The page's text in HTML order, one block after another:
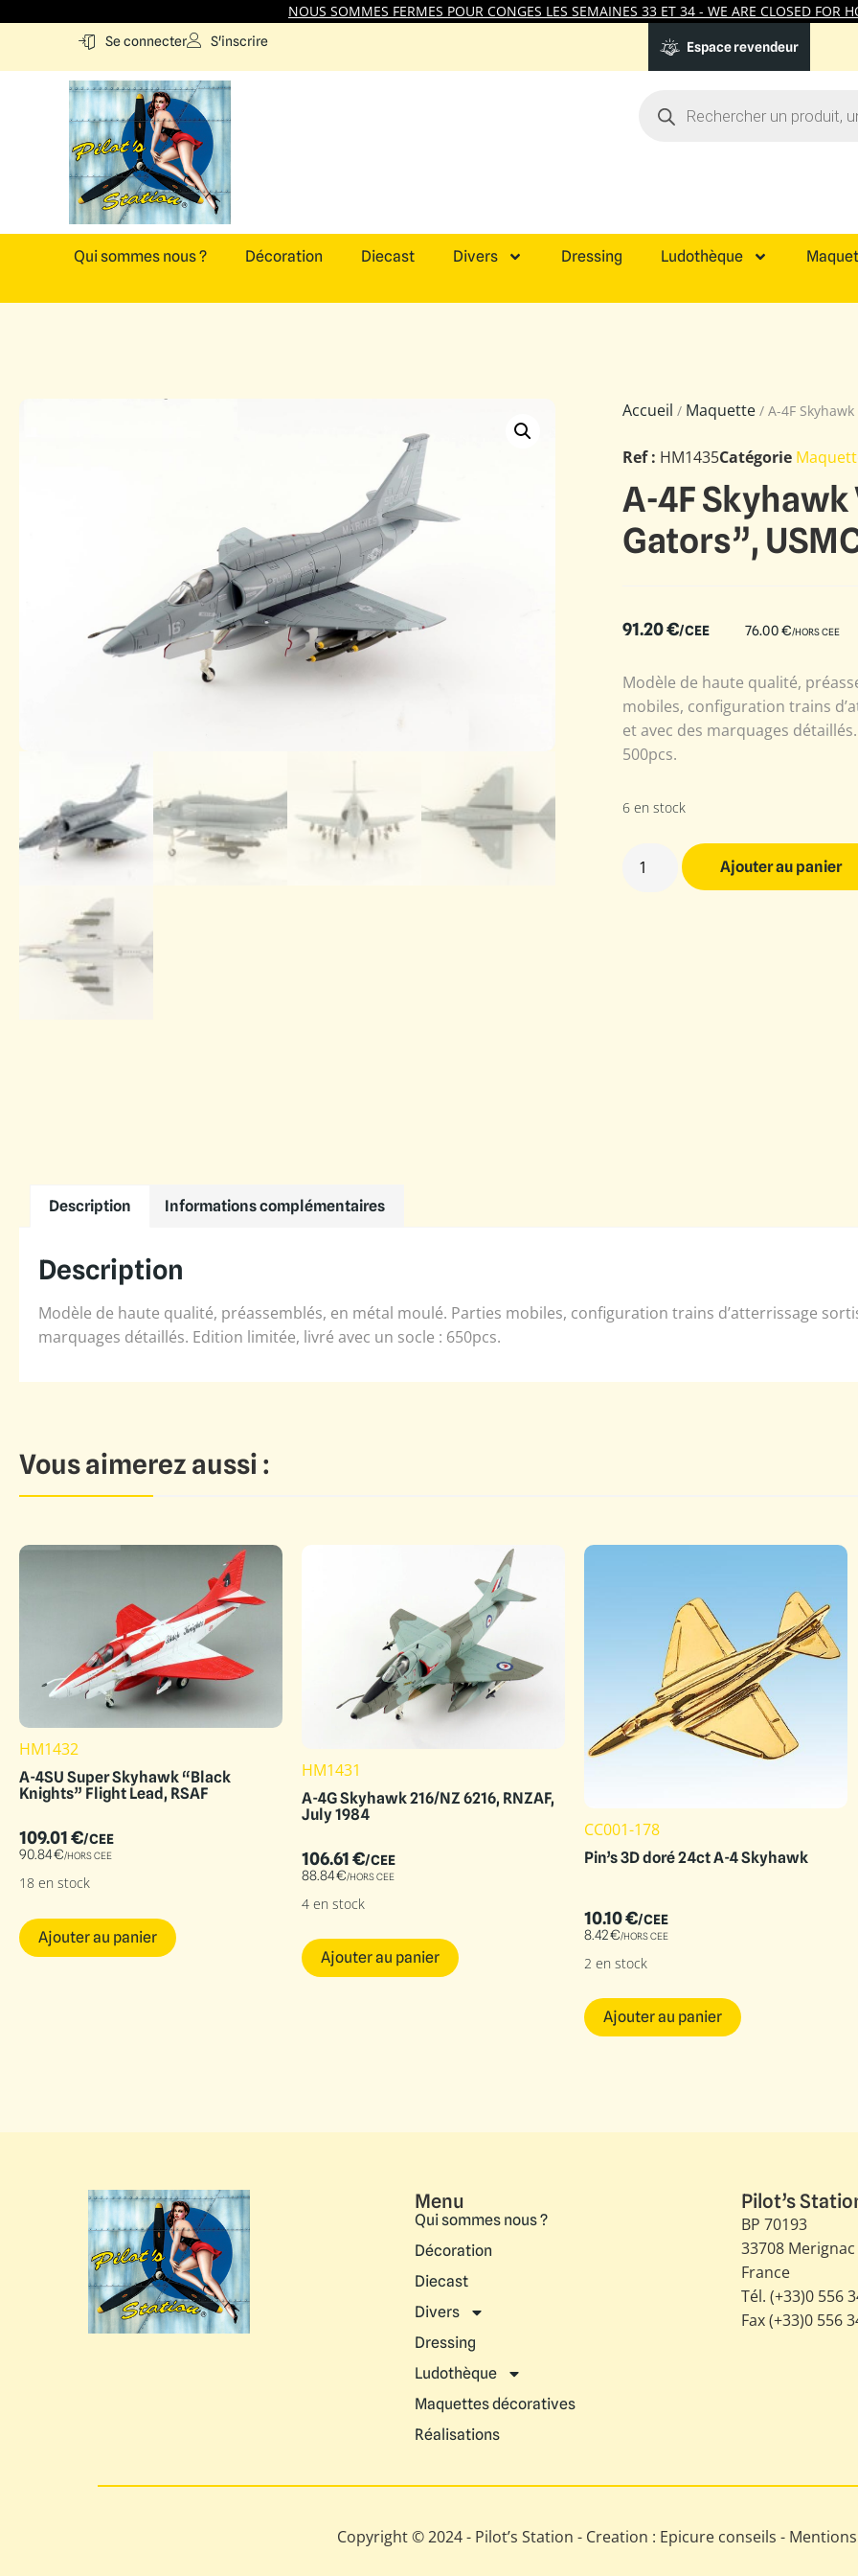
NOUS SOMMES FERMES POUR CONGES LES SEMAINES 33 ET 34 - WE ARE CLOSED FOR
Se connecter S'inscrire Espace revendeur
Qui sommes nous ? Décoration Diecast Divers Dressing Ludothèque
Accueil / Maquette / A-4F
Ref : HM1435Catégorie
A-4F Skyhawk
Gators”,
91.20€/CEE 76.00€/HORS CEE
Modèle de haute qualité,
mobiles, configuration trains
et avec des marquages
500pcs.
6 en stock
Ajouter au panier
Description Informations complémentaires
Description
Modèle de haute qualité, préassemblés, en métal moulé. Parties mobiles, configuration trains d’atterrissage
marquages détaillés. Edition limitée, livré avec un socle : 650pcs.
Vous aimerez aussi :
HM1432
A-4SU Super Skyhawk “Black
Knights” Flight Lead, RSAF
109.01€/CEE
90.84€/HORS CEE
18 en stock
Ajouter au panier
HM1431
A-4G Skyhawk 216/NZ 6216, RNZAF,
July 1984
106.61€/CEE
88.84€/HORS CEE
4 en stock
Ajouter au panier
CC001-178
Pin’s 3D doré 24ct A-4 Skyhawk
10.10€/CEE
8.42€/HORS CEE
2 en stock
Ajouter au panier
Menu
Qui sommes nous ?
Décoration
Diecast
Divers
Dressing
Ludothèque
Maquettes décoratives
Réalisations
Pilot’s
BP 70193
33708
France
Tél. (+33)0 556
Fax (+33)0 556
Copyright © 2024 - Pilot’s Station - Creation : Epicure conseils -